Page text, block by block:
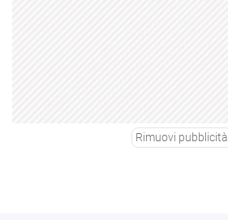
Rimuovi pubblicità